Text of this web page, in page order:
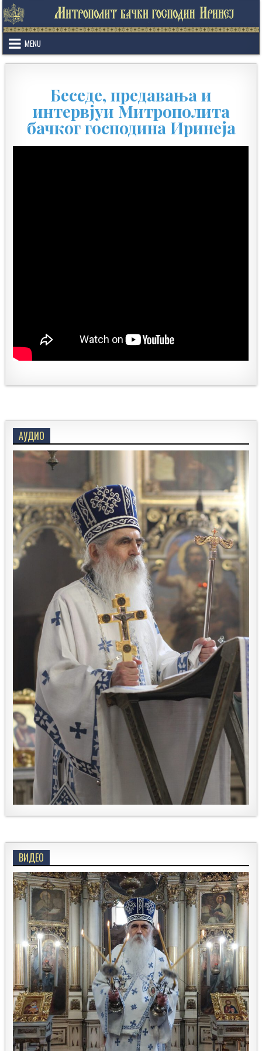
Skip
to
content
MENU
Беседе, предавања и
интервјуи Митрополита
бачког господина Иринеја
АУДИО
ВИДЕО